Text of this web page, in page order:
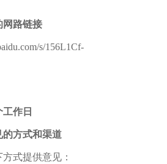
网路链接
s/156L1Cf-
作日
的方式和渠道
式提供意见：